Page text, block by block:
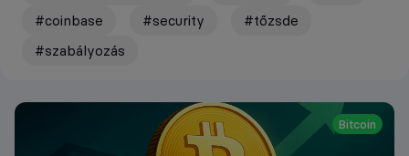
#coinbase
#security
#tőzsde
#szabályozás
Bitcoin